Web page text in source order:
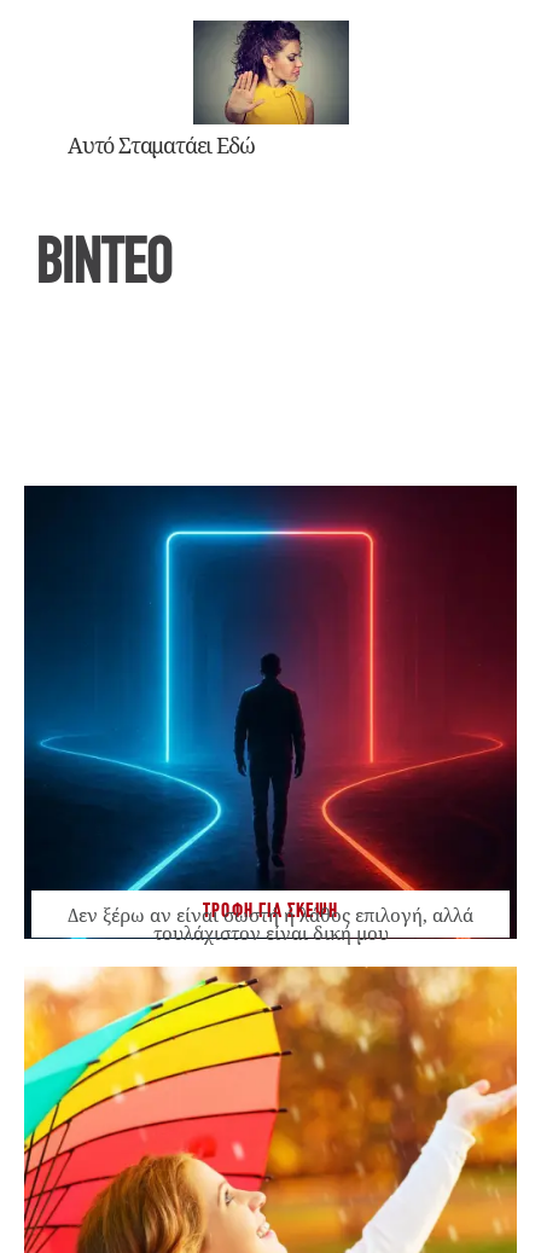
Αυτό Σταματάει Εδώ
ΒΙΝΤΕΟ
ΤΡΟΦΗ ΓΙΑ ΣΚΕΨΗ
Δεν ξέρω αν είναι σωστή ή λάθος επιλογή, αλλά
τουλάχιστον είναι δική μου